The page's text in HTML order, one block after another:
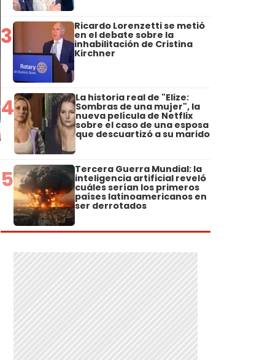
3 Ricardo Lorenzetti se metió
en el debate sobre la
inhabilitación de Cristina
Kirchner
4 La historia real de "Elize:
Sombras de una mujer", la
nueva película de Netflix
sobre el caso de una esposa
que descuartizó a su marido
5 Tercera Guerra Mundial: la
inteligencia artificial reveló
cuáles serían los primeros
países latinoamericanos en
ser derrotados